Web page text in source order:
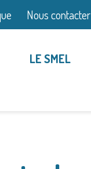
Nous contacter
LE SMEL